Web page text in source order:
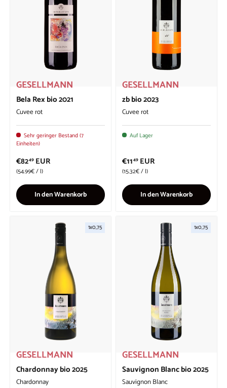
GESELLMANN
Bela Rex bio 2021
Cuvee rot
Sehr geringer Bestand (7
Einheiten)
€8249 EUR
Grundpreis
54.99€/l
In den Warenkorb
GESELLMANN
zb bio 2023
Cuvee rot
Auf Lager
€1149 EUR
Grundpreis
15.32€/l
In den Warenkorb
1x0,75
GESELLMANN
Chardonnay bio 2025
Chardonnay
1x0,75
GESELLMANN
Sauvignon Blanc bio 2025
Sauvignon Blanc